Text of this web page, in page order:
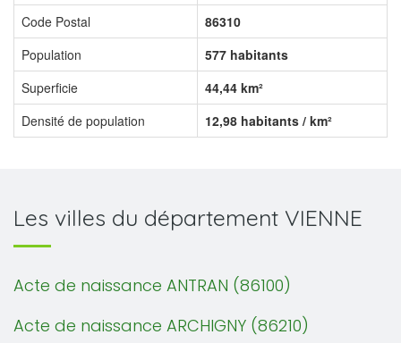
Code Postal
86310
Population
577 habitants
Superficie
44,44 km²
Densité de population
12,98 habitants / km²
Les villes du département VIENNE
Acte de naissance ANTRAN (86100)
Acte de naissance ARCHIGNY (86210)